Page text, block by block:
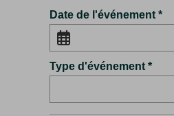
Date de l'événement
Type d'événement